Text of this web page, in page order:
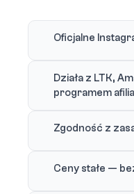
Oficjalne
Działa z LTK,
programem
Zgodność z
Ceny stałe —